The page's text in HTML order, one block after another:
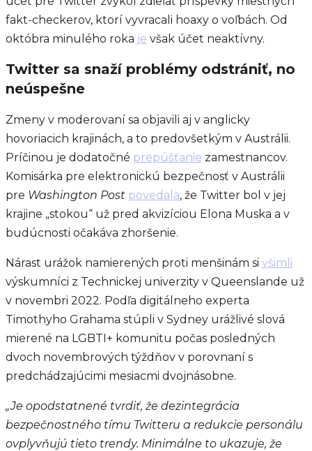
fakt-checkerov, ktorí vyvracali hoaxy o voľbách. Od
októbra minulého roka je však účet neaktívny.
Twitter sa snaží problémy odstrániť, no
neúspešne
Zmeny v moderovaní sa objavili aj v anglicky
hovoriacich krajinách, a to predovšetkým v Austrálii.
Príčinou je dodatočné prepúšťanie zamestnancov.
Komisárka pre elektronickú bezpečnosť v Austrálii
pre Washington Post povedala, že Twitter bol v jej
krajine „stokou“ už pred akvizíciou Elona Muska a v
budúcnosti očakáva zhoršenie.
Nárast urážok namierených proti menšinám si všimli
výskumníci z Technickej univerzity v Queenslande už
v novembri 2022. Podľa digitálneho experta
Timothyho Grahama stúpli v Sydney urážlivé slová
mierené na LGBTI+ komunitu počas posledných
dvoch novembrových týždňov v porovnaní s
predchádzajúcimi mesiacmi dvojnásobne.
„Je opodstatnené tvrdiť, že dezintegrácia
bezpečnostného tímu Twitteru a redukcie personálu
ovplyvňujú tieto trendy. Minimálne to ukazuje, že